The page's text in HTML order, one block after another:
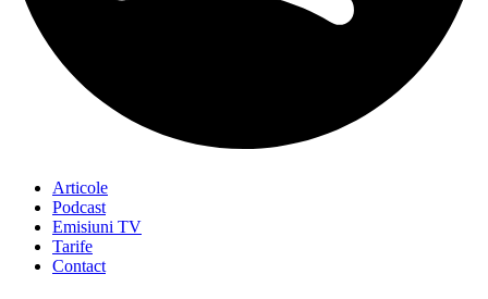
Articole
Podcast
Emisiuni TV
Tarife
Contact